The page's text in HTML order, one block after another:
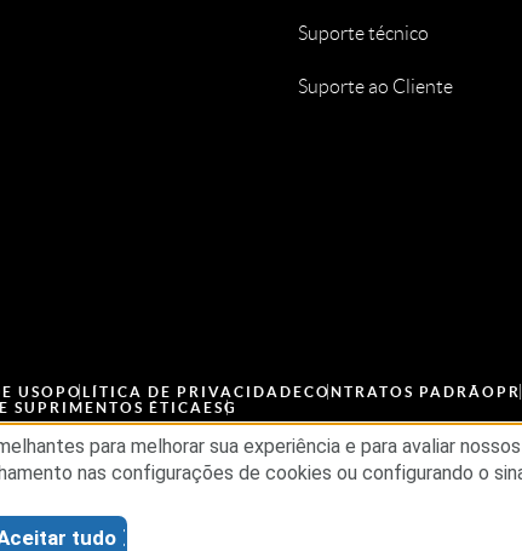
Suporte técnico
Suporte ao Cliente
USO POLÍTICA DE PRIVACIDADECONTRATOS PADRÃO
SUPRIMENTOS ÉTICA ESG
USA LLC ou suas afiliadas. Todos os direitos reservados.
para melhorar sua experiência e para avaliar
nas configurações de cookies ou configurando o
tudo